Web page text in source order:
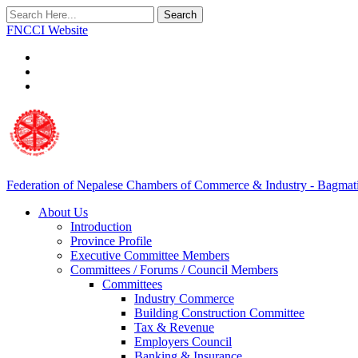
Search
FNCCI Website
Federation of Nepalese Chambers of Commerce & Industry -
About Us
Introduction
Province Profile
Executive Committee Members
Committees / Forums / Council Members
Committees
Industry Commerce
Building Construction Committee
Tax & Revenue
Employers Council